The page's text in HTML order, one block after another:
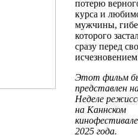
потерю
курса и
мужчины,
которого
сразу перед
Этот фильм
представлен
Неделе
на Каннском
кинофестивале
2025 года.